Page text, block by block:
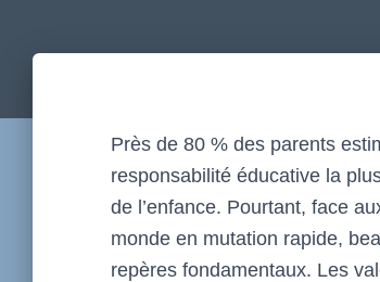
Près de 80 % des parents
responsabilité éducative la
de l’enfance. Pourtant, face
monde en mutation rapide,
repères fondamentaux. Les